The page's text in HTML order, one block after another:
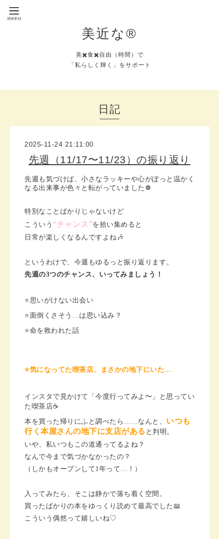
美近な®︎
美✖️食✖️自由（時間）で
「私らしく輝く」をサポート
日記
2025-11-24 21:11:00
先週（11/17〜11/23）の振り返り
先週も気づけば、小さなラッキーや心がぽっと温かく
なる出来事が色々と転がっていました❁︎
特別なことばかりじゃないけど
こういう “チャンス”を拾い集めると
日常が楽しくなるんですよね🎶
というわけで、今週もゆるっと振り返ります。
先週の3つのチャンス、いってみましょう！
⭐️思いがけない出会い
⭐️面倒くさそう…は思い込み？
⭐️命を救われた話
⭐️気になってた喫茶店、まさかの地下にいた…
インスタで見かけて「今度行ってみよ〜」と思ってい
た喫茶店☕️
本を買った帰りにふと調べたら……なんと、 いつも
行く 本屋さんの地下に支店がある と判明。
いや、私いつもこの道通ってるよね？
なんで今まで気づかなかったの？
（しかもオープンして1年って…！）
入ってみたら、そこは静かで落ち着く空間。
買ったばかりの本をゆっくり読めて最高でした📖
こういう偶然って嬉しいね♡